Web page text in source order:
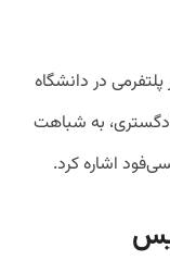
در دانشگاه
به شباهت
اشاره کرد.